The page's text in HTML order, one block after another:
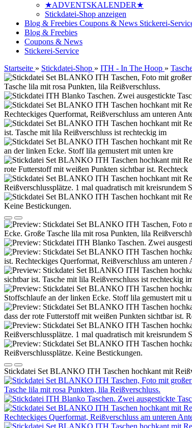
★ADVENTSKALENDER★
Stickdatei-Shop anzeigen
Blog & Freebies Coupons & News Stickerei-
Blog & Freebies
Coupons & News
Stickerei-Service
Startseite » Stickdatei-Shop » ITH - In The Hoop »
Stickdatei Set BLANKO ITH Taschen hochkant mit